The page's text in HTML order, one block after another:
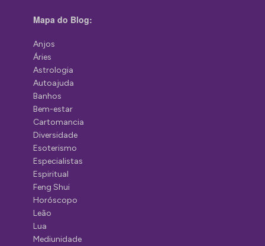
Mapa do Blog:
Anjos
Áries
Astrologia
Autoajuda
Banhos
Bem-estar
Cartomancia
Diversidade
Esoterismo
Especialistas
Espiritual
Feng Shui
Horóscopo
Leão
Lua
Mediunidade